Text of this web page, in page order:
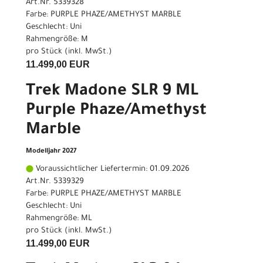
Art.Nr. 5339328
Farbe: PURPLE PHAZE/AMETHYST MARBLE
Geschlecht: Uni
Rahmengröße: M
pro Stück (inkl. MwSt.)
11.499,00 EUR
Trek Madone SLR 9 ML
Purple Phaze/Amethyst
Marble
Modelljahr 2027
Voraussichtlicher Liefertermin: 01.09.2026
Art.Nr. 5339329
Farbe: PURPLE PHAZE/AMETHYST MARBLE
Geschlecht: Uni
Rahmengröße: ML
pro Stück (inkl. MwSt.)
11.499,00 EUR